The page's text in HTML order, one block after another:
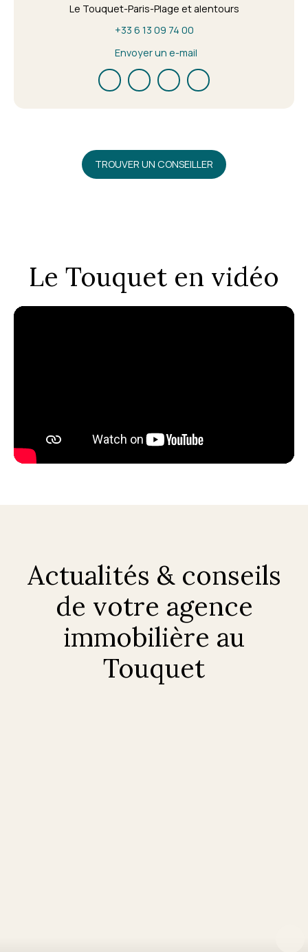
Le Touquet-Paris-Plage et alentours
+33 6 13 09 74 00
Envoyer un e-mail
TROUVER UN CONSEILLER
Le Touquet en vidéo
Actualités & conseils
de votre agence
immobilière au
Touquet